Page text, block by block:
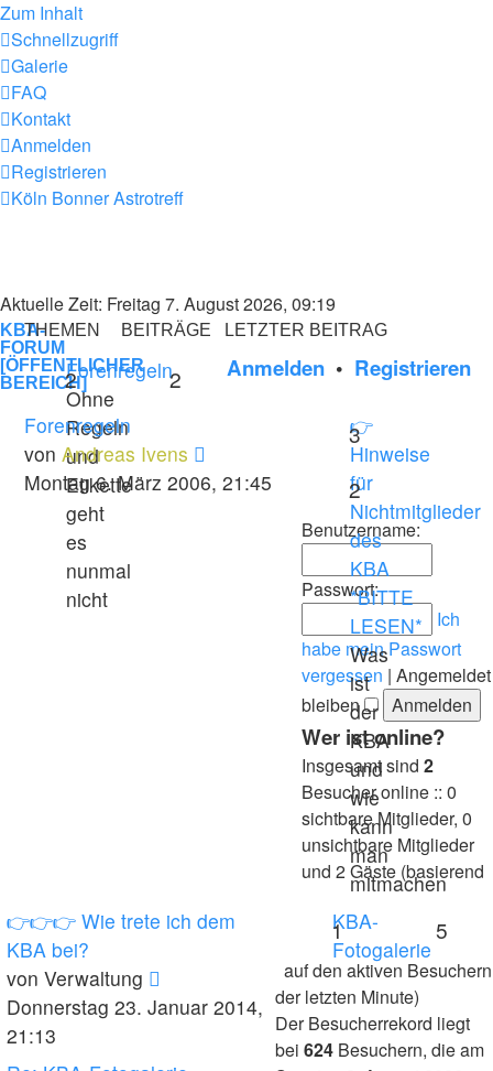
Zum Inhalt
Schnellzugriff
Galerie
FAQ
Kontakt
Anmelden
Registrieren
Köln Bonner Astrotreff
Aktuelle Zeit: Freitag 7. August 2026, 09:19
KBA-
FORUM
[ÖFFENTLICHER
BEREICH]
THEMEN BEITRÄGE LETZTER BEITRAG
Forenregeln
Ohne
Regeln
und
Etikette
geht
es
nunmal
nicht
2 2
Forenregeln
von Andreas Ivens
Beitrag
Montag 6. März 2006, 21:45
👉
Hinweise
für
Nichtmitglieder
des
KBA
*BITTE
LESEN*
Was
ist
der
KBA
und
wie
kann
man
mitmachen
3
2
👉👉👉 Wie trete ich dem
KBA bei?
von Verwaltung
Beitrag
Donnerstag 23. Januar 2014,
21:13
KBA-
Fotogalerie
1 5
Anmelden • Registrieren
Benutzername:
Passwort:
Ich
habe mein Passwort
vergessen | Angemeldet
bleiben
Wer ist online?
Insgesamt sind 2
Besucher online :: 0
sichtbare Mitglieder, 0
unsichtbare Mitglieder
und 2 Gäste (basierend
auf den aktiven Besuchern
der letzten Minute)
Der Besucherrekord liegt
bei 624 Besuchern, die am